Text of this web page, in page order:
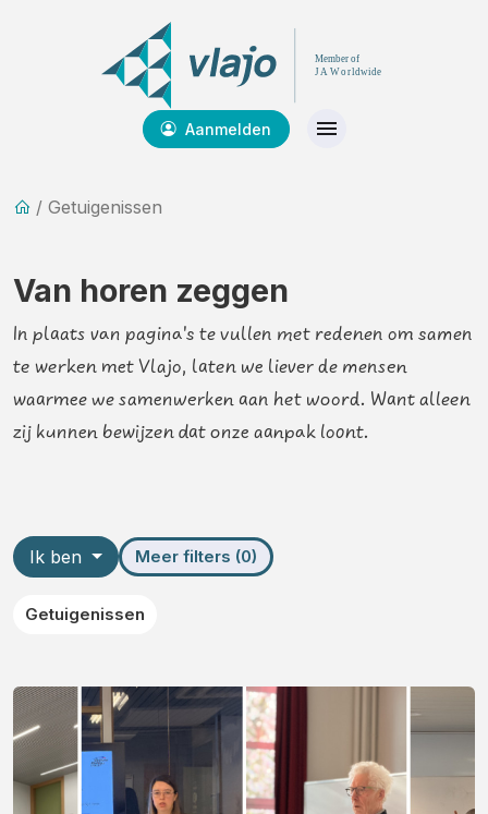
Aanmelden
/ Getuigenissen
Van horen zeggen
In plaats van pagina's te vullen met redenen om samen
te werken met Vlajo, laten we liever de mensen
waarmee we samenwerken aan het woord. Want alleen
zij kunnen bewijzen dat onze aanpak loont.
Ik ben Meer filters (0)
Getuigenissen